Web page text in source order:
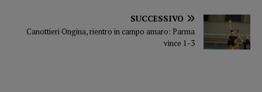
SUCCESSIVO
Canottieri Ongina, rientro in campo amaro: Parma
vince 1-3